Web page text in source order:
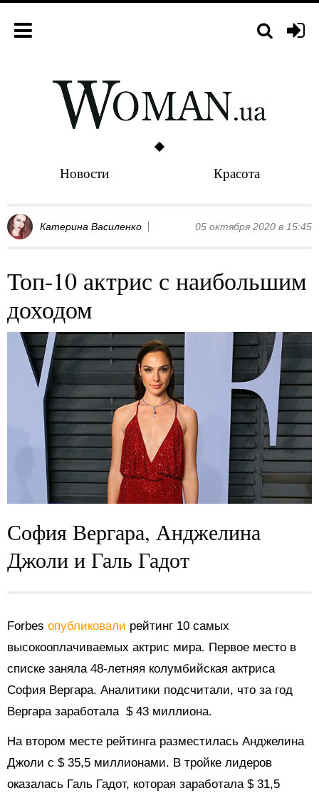
Новости Красота
Катерина Василенко 05 октября 2020 в 15:45
Топ-10 актрис с наибольшим
доходом
София Вергара, Анджелина
Джоли и Галь Гадот
Forbes опубликовали рейтинг 10 самых
высокооплачиваемых актрис мира. Первое место в
списке заняла 48-летняя колумбийская актриса
София Вергара. Аналитики подсчитали, что за год
Вергара заработала $ 43 миллиона.
На втором месте рейтинга разместилась Анджелина
Джоли с $ 35,5 миллионами. В тройке лидеров
оказалась Галь Гадот, которая заработала $ 31,5